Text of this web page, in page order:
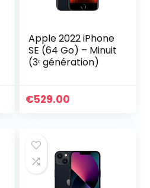
Apple 2022 iPhone
SE (64 Go) – Minuit
(3ᵉ génération)
€529.00